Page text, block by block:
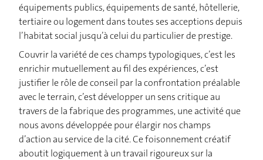
équipements publics, équipements de santé, hôtellerie,
tertiaire ou logement dans toutes ses acceptions depuis
l’habitat social jusqu’à celui du particulier de prestige.
Couvrir la variété de ces champs typologiques, c’est les
enrichir mutuellement au fil des expériences, c’est
justifier le rôle de conseil par la confrontation préalable
avec le terrain, c’est développer un sens critique au
travers de la fabrique des programmes, une activité que
nous avons développée pour élargir nos champs
d’action au service de la cité. Ce foisonnement créatif
aboutit logiquement à un travail rigoureux sur la